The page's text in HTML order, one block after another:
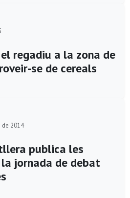
regadiu a la zona de
se de cereals
de 2014
publica les
jornada de debat